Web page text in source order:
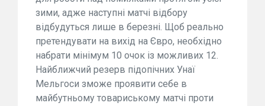
зими, адже наступні матчі відбору
відбудуться лише в березні. Щоб реально
претендувати на вихід на Євро, необхідно
набрати мінімум 10 очок із можливих 12.
Найближчий резерв підопічних Унаї
Мельгоси зможе проявити себе в
майбутньому товариському матчі проти